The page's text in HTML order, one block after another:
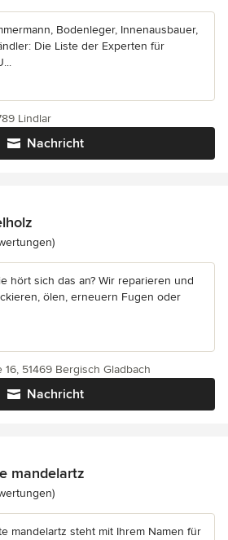
Bodenleger, Innenausbauer,
Die Liste der Experten für
Nachricht
Lindlar
5 von 5 Sternen
hört sich das an? Wir reparieren und
ölen, erneuern Fugen oder
Nachricht
16, 51469 Bergisch Gladbach
mandelartz
5 von 5 Sternen
mandelartz steht mit Ihrem Namen für